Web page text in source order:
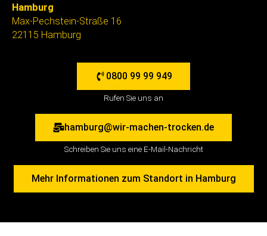
Hamburg
Max-Pechstein-Straße 16
22115 Hamburg
0800 99 99 949
Rufen Sie uns an
hamburg@wir-machen-trocken.de
Schreiben Sie uns eine E-Mail-Nachricht
Mehr Informationen zum Standort in Hamburg